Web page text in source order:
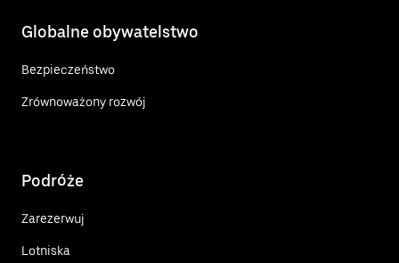
Globalne obywatelstwo
Bezpieczeństwo
Zrównoważony rozwój
Podróże
Zarezerwuj
Lotniska